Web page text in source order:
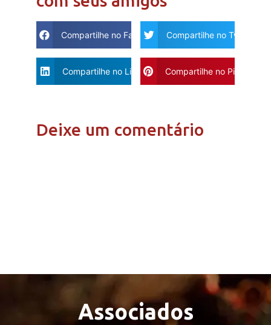
Compartilhe no Facebook Compartilhe no Twitter
Compartilhe no Linkdin Compartilhe no Pinterest
Deixe um comentário
Associados